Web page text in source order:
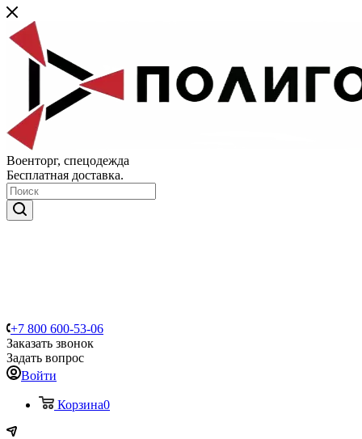
Военторг, спецодежда
Бесплатная доставка.
+7 800 600-53-06
Заказать звонок
Задать вопрос
Войти
Корзина0